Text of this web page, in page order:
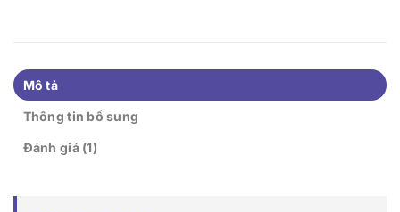
Mô tả
Thông tin bổ sung
Đánh giá (1)